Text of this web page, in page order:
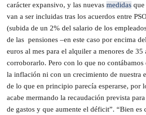
carácter expansivo, y las nuevas medidas
van a ser incluidas tras los acuerdos entre
(subida de un 2% del salario de los
de las pensiones –en este caso por encima
euros al mes para el alquiler a menores de
corroborarlo. Pero con lo que no contábamos
la inflación ni con un crecimiento de nuestra
de lo que en principio parecía esperarse, por
acabe mermando la recaudación prevista
de gastos y que aumente el déficit”. “Bien es